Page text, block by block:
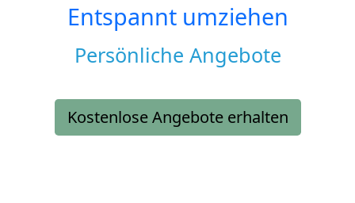
Entspannt umziehen
Persönliche Angebote
Kostenlose Angebote erhalten